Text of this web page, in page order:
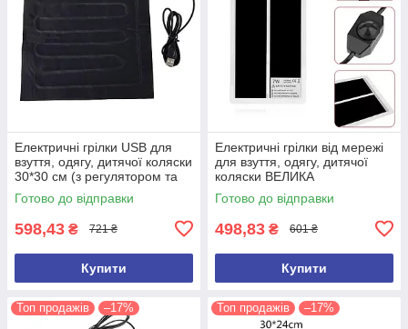
Електричні грілки USB для
взуття, одягу, дитячої коляски
30*30 см (з регулятором та
таймером для відключення)
Готово до відправки
598,43 ₴ 721 ₴
Купити
Електричні грілки від мережі
для взуття, одягу, дитячої
коляски ВЕЛИКА
Готово до відправки
498,83 ₴ 601 ₴
Купити
Топ продажів –17% Топ продажів –17%